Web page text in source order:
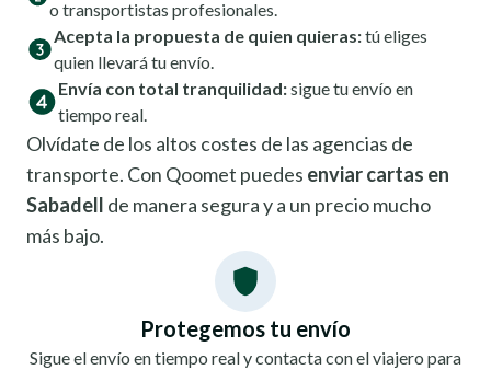
o transportistas profesionales.
Acepta la propuesta de quien quieras:tú eliges
quien llevará tu envío.
Envía con total tranquilidad:sigue tu envío en
tiempo real.
Olvídate de los altos costes de las agencias de
transporte. Con Qoomet puedes enviar cartas en
Sabadell de manera segura y a un precio mucho
más bajo.
Protegemos tu envío
Sigue el envío en tiempo real y contacta con el viajero para